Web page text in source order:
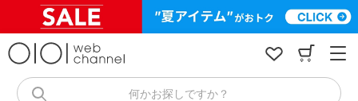
何かお探しですか？